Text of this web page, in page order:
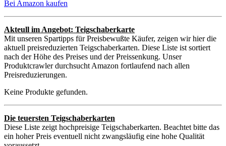
Bei Amazon kaufen
Akteull im Angebot: Teigschaberkarte
Mit unseren Spartipps für Preisbewußte Käufer, zeigen wir hier die
aktuell preisreduzierten Teigschaberkarten. Diese Liste ist sortiert
nach der Höhe des Preises und der Preissenkung. Unser
Produktcrawler durchsucht Amazon fortlaufend nach allen
Preisreduzierungen.
Keine Produkte gefunden.
Die teuersten Teigschaberkarten
Diese Liste zeigt hochpreisige Teigschaberkarten. Beachtet bitte das
ein hoher Preis eventuell nicht zwangsläufig eine hohe Qualität